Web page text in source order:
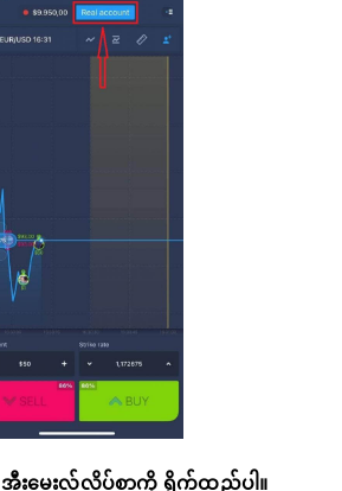
အီးမေးလ်လိပ်စာကို ရိုက်ထည့်ပါ။